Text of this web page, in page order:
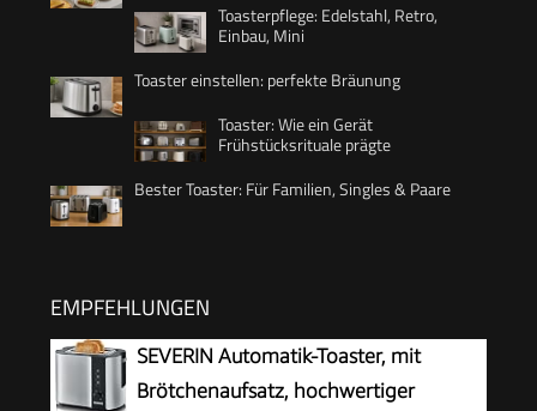
Toasterpflege: Edelstahl, Retro,
Einbau, Mini
Toaster einstellen: perfekte Bräunung
Toaster: Wie ein Gerät
Frühstücksrituale prägte
Bester Toaster: Für Familien, Singles & Paare
EMPFEHLUNGEN
SEVERIN Automatik-Toaster, mit
Brötchenaufsatz, hochwertiger